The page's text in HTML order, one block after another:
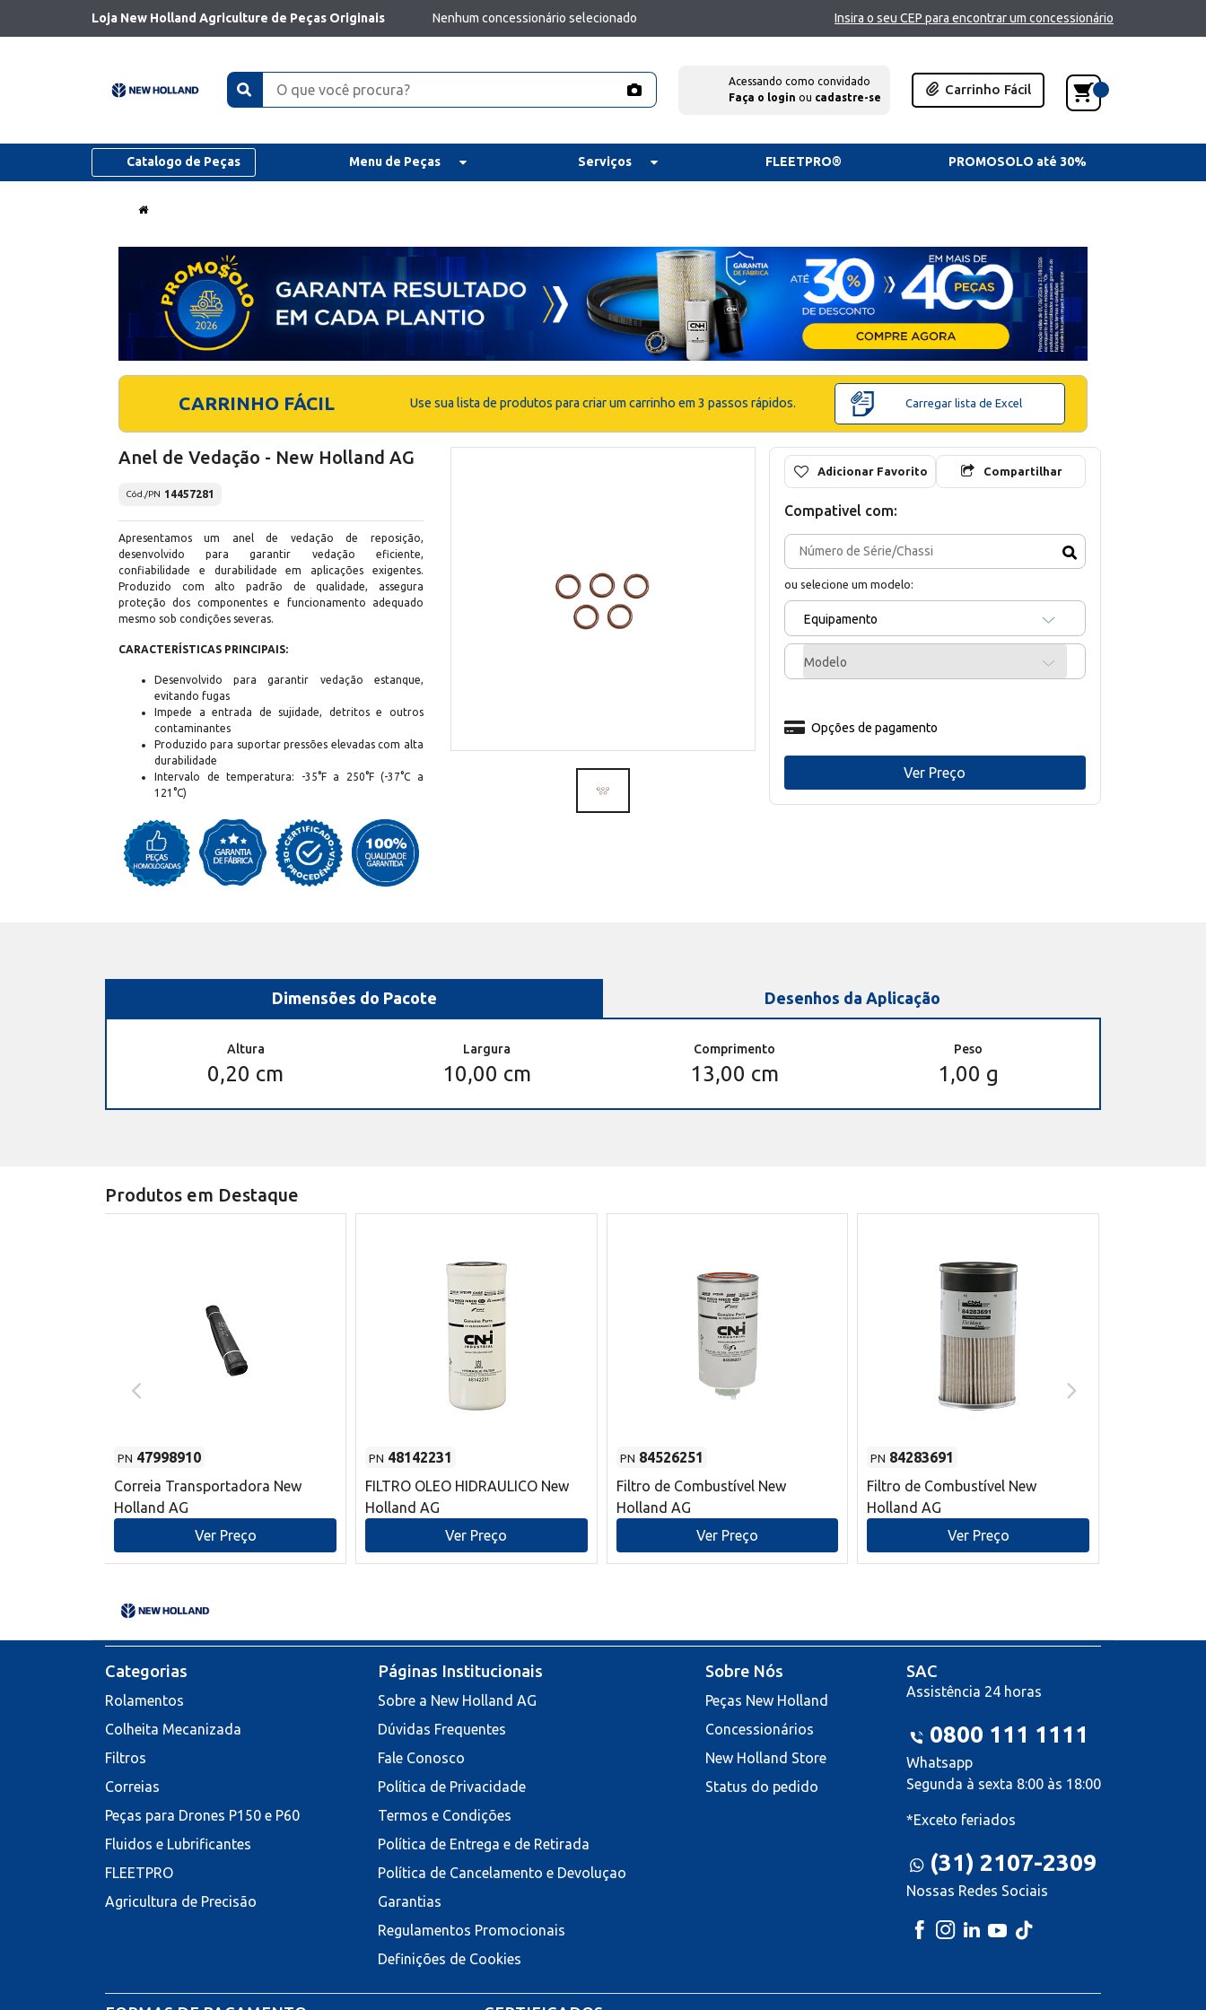
Loja New Holland Agriculture de Peças Originais Nenhum concessionário selecionado Insira o seu CEP para encontrar um concessionário
Acessando como convidado
Faça o login ou cadastre-se
Carrinho Fácil
Catalogo de Peças Menu de Peças Serviços FLEETPRO® PROMOSOLO até 30%
CARRINHO FÁCIL Use sua lista de produtos para criar um carrinho em 3 passos rápidos. Carregar lista de Excel
Anel de Vedação - New Holland AG
Cód./PN 14457281
Apresentamos um anel de vedação de reposição,
desenvolvido para garantir vedação eficiente,
confiabilidade e durabilidade em aplicações exigentes.
Produzido com alto padrão de qualidade, assegura
proteção dos componentes e funcionamento adequado
mesmo sob condições severas.
CARACTERÍSTICAS PRINCIPAIS:
Desenvolvido para garantir vedação estanque,
evitando fugas
Impede a entrada de sujidade, detritos e outros
contaminantes
Produzido para suportar pressões elevadas com alta
durabilidade
Intervalo de temperatura: -35°F a 250°F (-37°C a
121°C)
Adicionar Favorito Compartilhar
Compativel com:
ou selecione um modelo:
Equipamento
Modelo
Opções de pagamento
Ver Preço
Dimensões do Pacote Desenhos da Aplicação
Altura
0,20 cm
Largura
10,00 cm
Comprimento
13,00 cm
Peso
1,00 g
Produtos em Destaque
PN 47998910
Correia Transportadora New
Holland AG
Ver Preço
PN 48142231
FILTRO OLEO HIDRAULICO New
Holland AG
Ver Preço
PN 84526251
Filtro de Combustível New
Holland AG
Ver Preço
PN 84283691
Filtro de Combustível New
Holland AG
Ver Preço
Categorias
Rolamentos
Colheita Mecanizada
Filtros
Correias
Peças para Drones P150 e P60
Fluidos e Lubrificantes
FLEETPRO
Agricultura de Precisão
Páginas Institucionais
Sobre a New Holland AG
Dúvidas Frequentes
Fale Conosco
Política de Privacidade
Termos e Condições
Política de Entrega e de Retirada
Política de Cancelamento e Devoluçao
Garantias
Regulamentos Promocionais
Definições de Cookies
Sobre Nós
Peças New Holland
Concessionários
New Holland Store
Status do pedido
SAC
Assistência 24 horas
0800 111 1111
Whatsapp
Segunda à sexta 8:00 às 18:00
*Exceto feriados
(31) 2107-2309
Nossas Redes Sociais